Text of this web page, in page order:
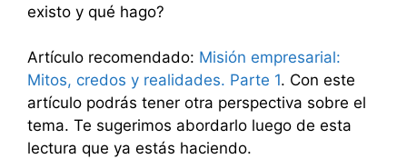
existo y qué hago?
Artículo recomendado: Misión empresarial:
Mitos, credos y realidades. Parte 1. Con este
artículo podrás tener otra perspectiva sobre el
tema. Te sugerimos abordarlo luego de esta
lectura que ya estás haciendo.